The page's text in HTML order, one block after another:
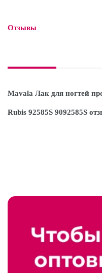
Отзывы
Mavala Лак для ногтей
Rubis 92585S 9092585S